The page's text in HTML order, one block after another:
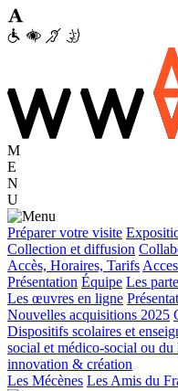
M
E
N
U
Préparer votre visite
Collection et diffusion
Accès, Horaires, Tarifs
Présentation Équipe Les
Les œuvres en ligne
Nouvelles acquisitions 2025
Dispositifs scolaires et
social et médico-social ou du
innovation & création
Les Mécènes Les Amis du